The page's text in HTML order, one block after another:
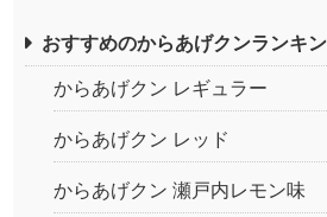
おすすめのからあげクンランキ
からあげクン レギュラー
からあげクン レッド
からあげクン 瀬戸内レモン味